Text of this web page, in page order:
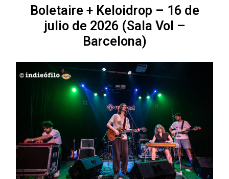
Boletaire + Keloidrop – 16 de
julio de 2026 (Sala Vol –
Barcelona)